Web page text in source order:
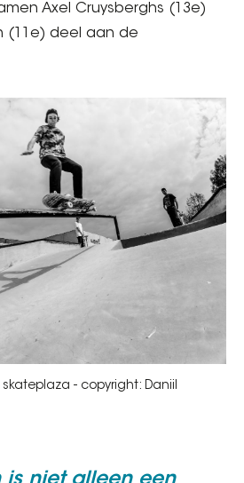
Axel Cruysberghs (13e)
(11e) deel aan de
- copyright: Daniil